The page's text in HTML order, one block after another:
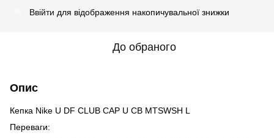
Ввійти для відображення накопичувальної знижки
До обраного
Опис
Кепка Nike U DF CLUB CAP U CB MTSWSH L
Переваги: